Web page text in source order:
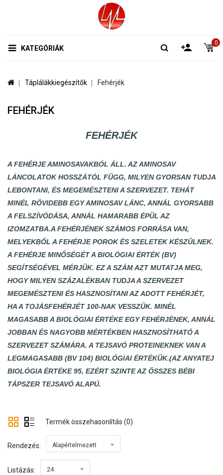
0
KATEGÓRIÁK
Táplálákkiegészítők Fehérjék
FEHÉRJÉK
FEHÉRJÉK
A FEHÉRJE AMINOSAVAKBÓL ÁLL. AZ AMINOSAV
LÁNCOLATOK HOSSZÁTÓL FÜGG, MILYEN GYORSAN TUDJA
LEBONTANI, ÉS MEGEMÉSZTENI A SZERVEZET. TEHÁT
MINÉL RÖVIDEBB EGY AMINOSAV LÁNC, ANNÁL GYORSABB
A FELSZÍVÓDÁSA, ANNÁL HAMARABB ÉPÜL AZ
IZOMZATBA.A FEHÉRJÉNEK SZÁMOS FORRÁSA VAN,
MELYEKBŐL A FEHÉRJE POROK ÉS SZELETEK KÉSZÜLNEK.
A FEHÉRJE MINŐSÉGÉT A BIOLÓGIAI ÉRTÉK (BV)
SEGÍTSÉGÉVEL MÉRJÜK. EZ A SZÁM AZT MUTATJA MEG,
HOGY MILYEN SZÁZALÉKBAN TUDJA A SZERVEZET
MEGEMÉSZTENI ÉS HASZNOSÍTANI AZ ADOTT FEHÉRJÉT,
HA A TOJÁSFEHÉRJÉT 100-NAK VESSZÜK. MINÉL
MAGASABB A BIOLÓGIAI ÉRTÉKE EGY FEHÉRJÉNEK, ANNÁL
JOBBAN ÉS NAGYOBB MÉRTÉKBEN HASZNOSÍTHATÓ A
SZERVEZET SZÁMÁRA. A TEJSAVÓ PROTEINEKNEK VAN A
LEGMAGASABB (BV 104) BIOLÓGIAI ÉRTÉKÜK.(AZ ANYATEJ
BIOLÓGIA ÉRTÉKE 95, EZÉRT SZINTE AZ ÖSSZES BÉBI
TÁPSZER TEJSAVÓ ALAPÚ.
Termék összehasonlítás (0)
Rendezés: Alapértelmezett
Listázás: 24